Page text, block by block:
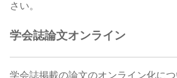
さい。
学会誌論文オンライン
学会誌掲載の論文のオンライン化につ